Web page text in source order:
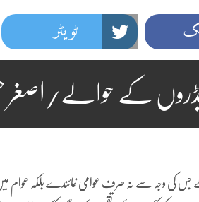
ٹویٹر
کے حوالے/اصغر
سکے جس کی وجہ سے نہ صرف عوامی نمائندے بلکہ عوام